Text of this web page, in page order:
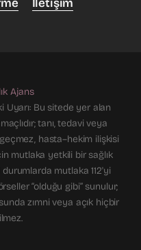
İletişim
Ajans
Uyarı: Bu sitede yer alan
tanı, tedavi veya
hasta–hekim ilişkisi
mutlaka yetkili bir sağlık
mutlaka 112'yi
“olduğu gibi” sunulur;
zımni veya açık hiçbir